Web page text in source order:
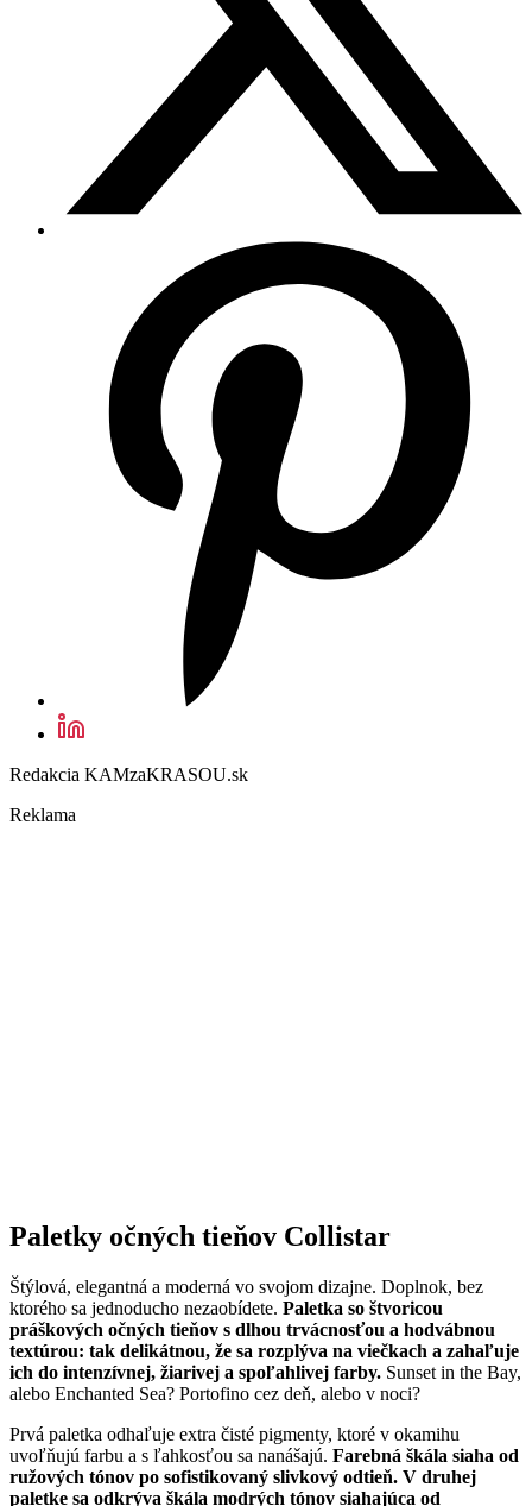
Redakcia KAMzaKRASOU.sk
Reklama
Paletky očných tieňov Collistar
Štýlová, elegantná a moderná vo svojom dizajne. Doplnok, bez
ktorého sa jednoducho nezaobídete. Paletka so štvoricou
práškových očných tieňov s dlhou trvácnosťou a hodvábnou
textúrou: tak delikátnou, že sa rozplýva na viečkach a zahaľuje
ich do intenzívnej, žiarivej a spoľahlivej farby. Sunset in the Bay,
alebo Enchanted Sea? Portofino cez deň, alebo v noci?
Prvá paletka odhaľuje extra čisté pigmenty, ktoré v okamihu
uvoľňujú farbu a s ľahkosťou sa nanášajú. Farebná škála siaha od
ružových tónov po sofistikovaný slivkový odtieň. V druhej
paletke sa odkrýva škála modrých tónov siahajúca od